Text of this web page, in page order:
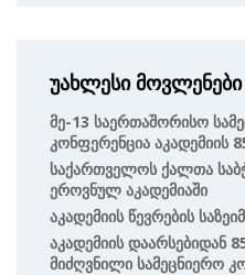
უახლესი მოვლენები
Მე-13 Საერთაშორისო
Კონფერენცია Აკადემიის
Საქართველოს Ქალთა
Ეროვნულ Აკადემიაში
Აკადემიის Წევრების
Აკადემიის Დაარსებიდან
Მიძღვნილი Სამეცნიერო